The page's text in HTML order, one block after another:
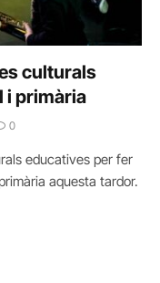
culturals
i primària
0
educatives per fer
aquesta tardor.